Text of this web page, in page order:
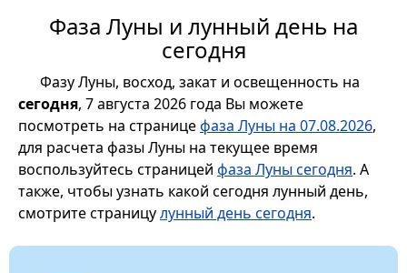
Фаза Луны и лунный день на
сегодня
Фазу Луны, восход, закат и освещенность на
сегодня, 7 августа 2026 года Вы можете
посмотреть на страницефаза Луны на 07.08.2026,
для расчета фазы Луны на текущее время
воспользуйтесь страницей фаза Луны сегодня. А
также, чтобы узнать какой сегодня лунный день,
смотрите страницулунный день сегодня.